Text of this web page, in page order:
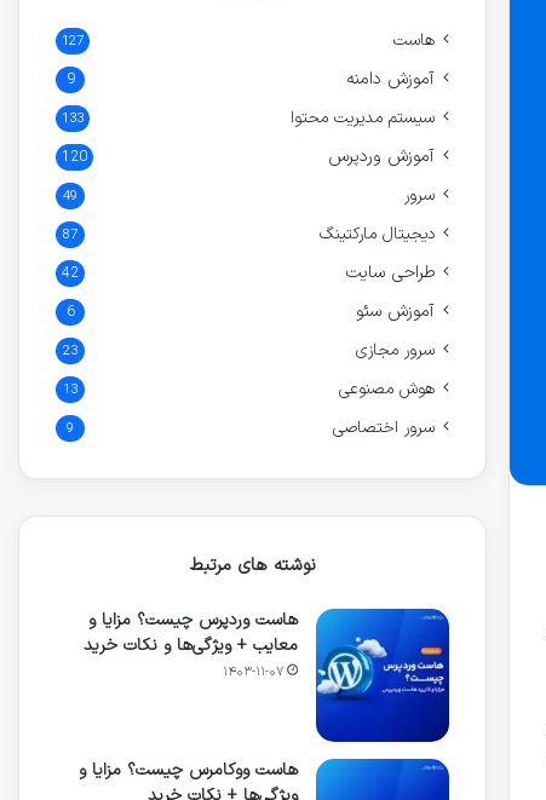
هاست 127
آموزش دامنه 9
سیستم مدیریت محتوا 133
آموزش وردپرس 120
سرور 49
دیجیتال مارکتینگ 87
طراحی سایت 42
آموزش سئو 6
سرور مجازی 23
هوش مصنوعی 13
سرور اختصاصی 9
نوشته های مرتبط
هاست وردپرس چیست؟ مزایا و
معایب + ویژگی‌ها و نکات خرید
۱۴۰۳-۱۱-۰۷
هاست ووکامرس چیست؟ مزایا و